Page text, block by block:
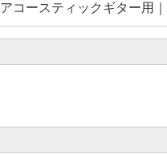
アコースティックギター用